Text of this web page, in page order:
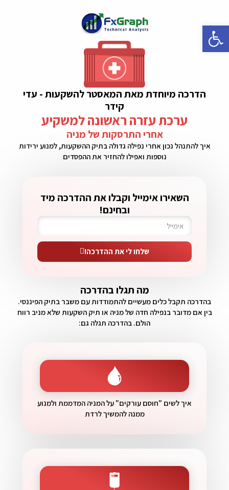
פתח סרגל נגישות
הדרכה מיוחדת מאת המאסטר להשקעות - עדי
קידר
ערכת עזרה ראשונה למשקיע
אחרי התרסקות של מניה
איך להתנהל נכון אחרי נפילה גדולה בתיק ההשקעות, למנוע ירידות
נוספות ואפילו להחזיר את ההפסדים
השאירו אימייל וקבלו את ההדרכה מיד
ובחינם!
שלחו לי את ההדרכה!
מה תגלו בהדרכה
בהדרכה תקבל כלים מעשיים להתמודדות עם משבר בתיק הפיננסי.
בין אם מדובר בנפילה חדה של מניה או תיק השקעות שלא מניב רווח
הולם. בהדרכה תגלה גם:
איך לשים "חוסם עורקים" על המניה המדממת ולמנוע
ממנה להמשיך לרדת